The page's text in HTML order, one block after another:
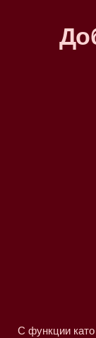
С функции